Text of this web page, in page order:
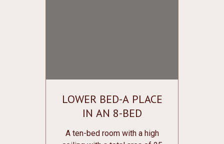
LOWER BED-A PLACE
IN AN 8-BED
DORMITORY ROOM
A ten-bed room with a high